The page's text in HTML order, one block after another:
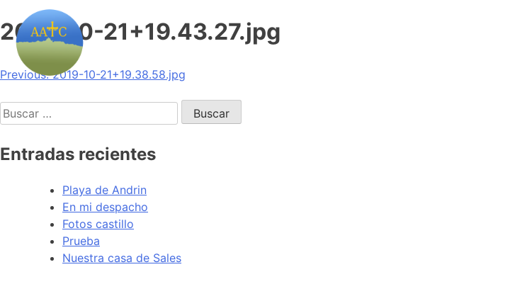
2019-10-21+19.43.27.jpg
Navegación
de
entradas
Previous: 2019-10-21+19.38.58.jpg
Buscar:
Entradas recientes
Playa de Andrin
En mi despacho
Fotos castillo
Prueba
Nuestra casa de Sales